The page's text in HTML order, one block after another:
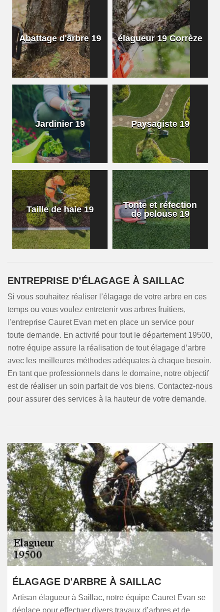
Abattage d'arbre 19 élagueur 19 Corrèze
Jardinier 19 Paysagiste 19
Taille de haie 19
Tonte et réfection
de pelouse 19
ENTREPRISE D’ÉLAGAGE À SAILLAC
Si vous souhaitez réaliser l’élagage de votre arbre en ces
temps ou vous voulez entretenir vos arbres fruitiers,
l’entreprise Cauret Evan met en place un service pour
toute demande. En activité pour tout le département 19500,
notre équipe assure la réalisation de tout élagage d’arbre
avec les meilleures méthodes adéquates à chaque besoin.
En tant que professionnels dans le domaine, notre objectif
est de réaliser un soin parfait de vos biens. Contactez-nous
pour assurer des services à la hauteur de votre demande.
ÉLAGAGE D'ARBRE À SAILLAC
Artisan élagueur à Saillac, notre équipe Cauret Evan se
déplace pour effectuer divers travaux d’arbres et de